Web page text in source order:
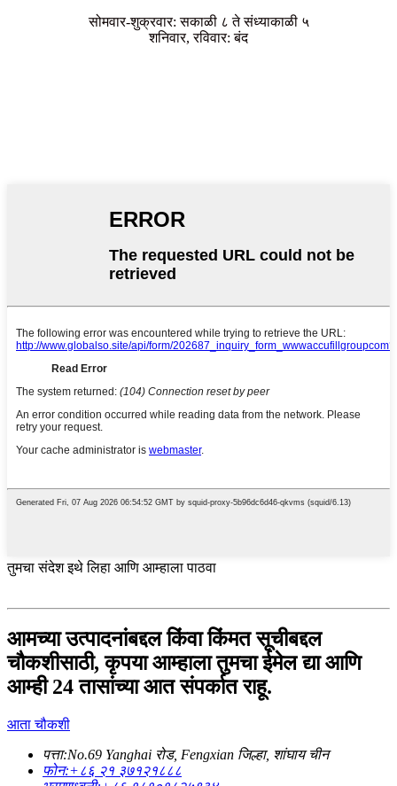
सोमवार-शुक्रवार: सकाळी ८ ते संध्याकाळी ५
शनिवार, रविवार: बंद
तुमचा संदेश इथे लिहा आणि आम्हाला पाठवा
आमच्या उत्पादनांबद्दल किंवा किंमत सूचीबद्दल
चौकशीसाठी, कृपया आम्हाला तुमचा ईमेल द्या आणि
आम्ही 24 तासांच्या आत संपर्कात राहू.
आता चौकशी
पत्ता:No.69 Yanghai रोड, Fengxian जिल्हा, शांघाय चीन
फोन:+८६ २१ ३७१२१८८८